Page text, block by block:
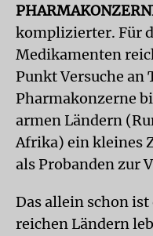
komplizierter. Für
Medikamenten
Punkt Versuche an
Pharmakonzerne
armen Ländern
Afrika) ein kleines
als Probanden zur
Das allein schon
reichen Ländern